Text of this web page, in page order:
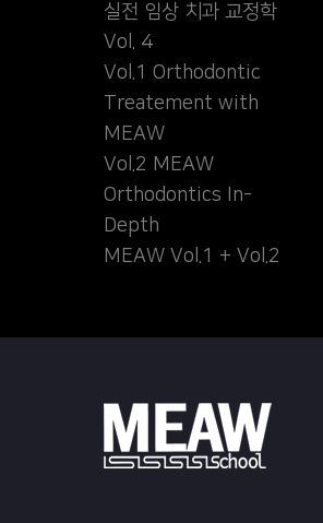
실전 임상 치과 교정학
Vol. 4
Vol.1 Orthodontic
Treatement with
MEAW
Vol.2 MEAW
Orthodontics In-
Depth
MEAW Vol.1 + Vol.2